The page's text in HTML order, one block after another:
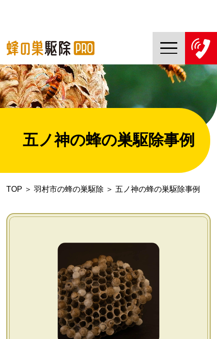
TOP
蜂の巣駆除PROについて
蜂の巣駆除ご依頼の流れ
対応エリア一覧
会社概要
お問い合わせ
個人情報保護方針
五ノ神の蜂の巣駆除事例
TOP ＞ 羽村市の蜂の巣駆除 ＞ 五ノ神の蜂の巣駆除事例